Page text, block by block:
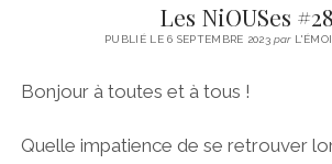
Les NiOUSes #28
PUBLIÉ LE 6 SEPTEMBRE 2023parL'ÉMOI
Bonjour à toutes et à tous !
Quelle impatience de se retrouver